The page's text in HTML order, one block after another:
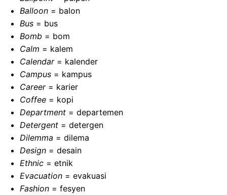
Balloon = balon
Bus = bus
Bomb = bom
Calm = kalem
Calendar= kalender
Campus = kampus
Career= karier
Coffee = kopi
Department = departemen
Detergent = detergen
Dilemma = dilema
Design = desain
Ethnic = etnik
Evacuation = evakuasi
Fashion = fesyen